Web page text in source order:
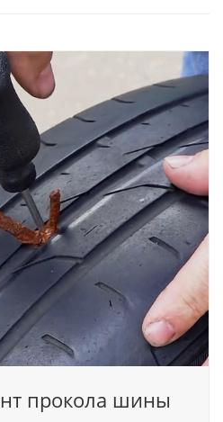
прокола шины